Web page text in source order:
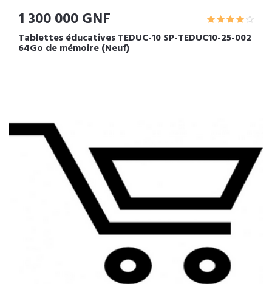
1 300 000 GNF
Tablettes éducatives TEDUC-10 SP-TEDUC10-25-002
64Go de mémoire (Neuf)